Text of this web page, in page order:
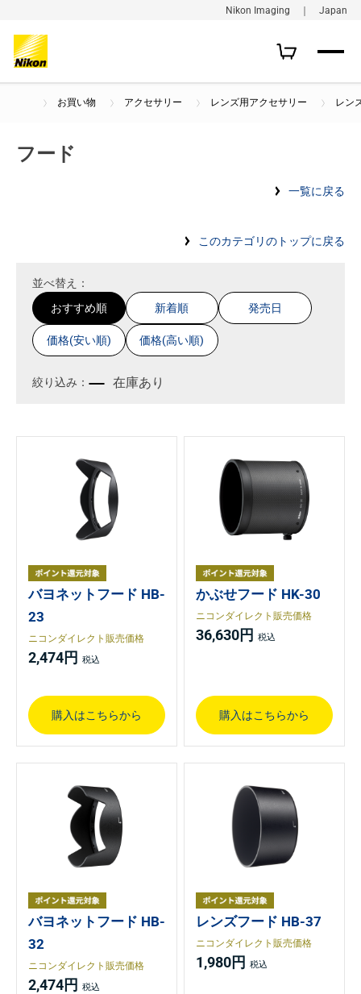
Nikon Imaging ｜ Japan
お買い物 アクセサリー レンズ用アクセサリー レン
フード
一覧に戻る
このカテゴリのトップに戻る
並べ替え：
おすすめ順
新着順 発売日
価格(安い順) 価格(高い順)
在庫あり
バヨネットフード HB-
23
ニコンダイレクト販売価格
2,474円
購入はこちらから
かぶせフード HK-30
ニコンダイレクト販売価格
36,630円
購入はこちらから
バヨネットフード HB-
32
ニコンダイレクト販売価格
2,474円
レンズフード HB-37
ニコンダイレクト販売価格
1,980円